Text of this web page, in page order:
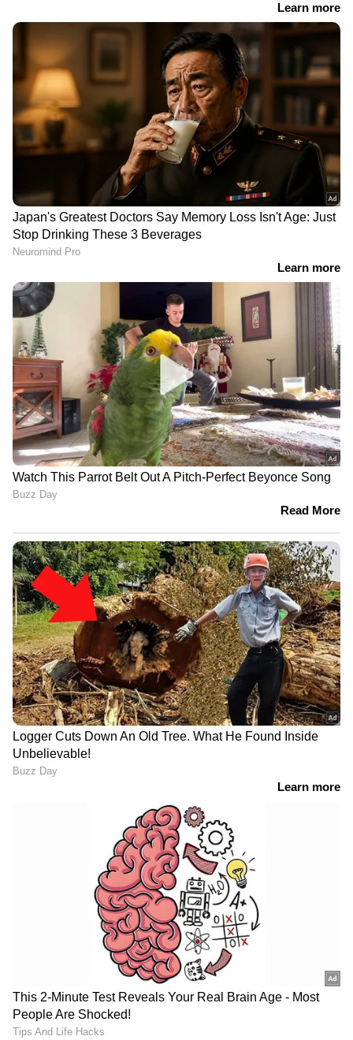
ഷുഗര്‍ നിയന്ത്രിക്കുന്നതിനും ഇത് ഭാഗികമായി
സഹായകമാണത്രേ.
പൊതുവെ സ്പൈസുകളെല്ലാം മിതമായ
അളവില്‍ കഴിക്കുന്നത് രോഗപ്രതിരോധശേഷി
വര്‍ധിപ്പിക്കുന്നതിനും അതുവഴി സീസണലായ
അണുബാധകളെ ചെറുക്കാനുമെല്ലാം
സഹായകമാണ്. എന്നാലിവ പതിവായി നാം
കറികളില്‍ മാത്രമാണ് ചേര്‍ക്കുക. കറുവപ്പട്ട
പാലില്‍ ചേര്‍ത്ത് കഴിക്കാൻ
(കടുംചായയിലും) ചേര്‍ത്ത് കഴിക്കാവുന്നതാണ്.
അതല്ലെങ്കില്‍ ഫ്രൂട്ട് ജ്യൂസുകളില്‍ ചേര്‍ക്കാം.
Also Read:- ഹൃദ്രോഗങ്ങളെ ചെറുക്കാൻ ഈ
മൂന്ന് കാര്യങ്ങള്‍ പതിവായി ശ്രദ്ധിക്കുക...
ഗർഭകാലത്ത് സ്ത്രീകൾ
നിർബന്ധമായും
കഴിക്കേണ്ട 7 പഴങ്ങൾ
സ്തനാർബുദ സാധ്യത
കുറയ്ക്കാൻ
സഹായിക്കുന്ന 5 പ്രധാന
ഭക്ഷണങ്ങൾ
LATEST VIDEOS
ചെന്നിത്തലയിൽ വെള്ളക്കെട്ട്; മഴ
മാറി നിൽക്കുന്നത് താത്കാലിക
ആശ്വാസം
ദില്ലിയിൽ റെഡ് അലർട്ട് പ്രഖ്യാപിച്ചു;